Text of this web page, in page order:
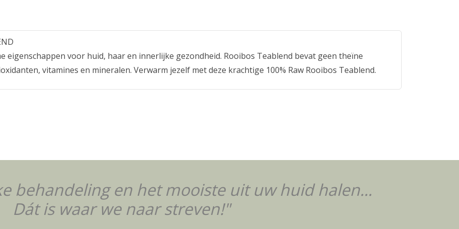
eigenschappen voor huid, haar en innerlijke gezondheid. Rooibos Teablend bevat geen theïne
vitamines en mineralen. Verwarm jezelf met deze krachtige 100% Raw Rooibos Teablend.
behandeling en het mooiste uit uw huid halen...
Dát is waar we naar streven!"